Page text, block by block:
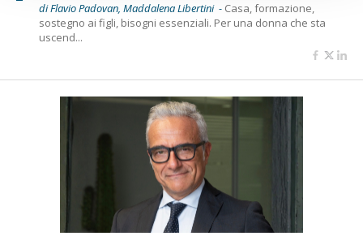
di Flavio Padovan, Maddalena Libertini - Casa, formazione,
sostegno ai figli, bisogni essenziali. Per una donna che sta
uscend...